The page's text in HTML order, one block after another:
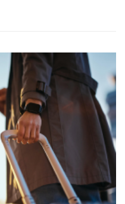
件中卻效果不彰，亟須正視